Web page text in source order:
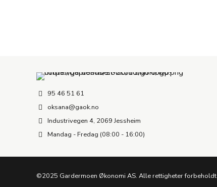
95 46 51 61
oksana@gaok.no
Industrivegen 4, 2069 Jessheim
Mandag - Fredag (08:00 - 16:00)
©2025 Gardermoen Økonomi AS. Alle rettigheter forbeholdt